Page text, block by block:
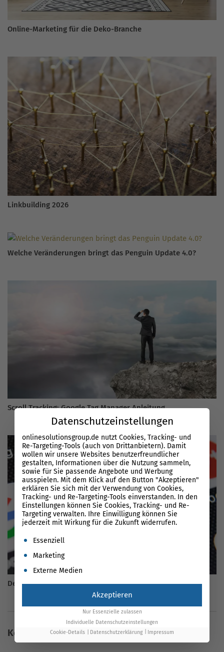
Online-Marketing für die Deko-Branche
Linkbuilding 2026
Welche Veränderungen bringt das Penguin Update 4.0?
Scroll Tracking: Google Tag Manager Anleitung
Der ultimative Google Retargeting Guide 2026
Keine Kommentare vorhanden
Datenschutzeinstellungen
onlinesolutionsgroup.de nutzt Cookies, Tracking- und
Re-Targeting-Tools (auch von Drittanbietern). Damit
wollen wir unsere Websites benutzerfreundlicher
gestalten, Informationen über die Nutzung sammeln,
sowie für Sie passende Angebote und Werbung
ausspielen. Mit dem Klick auf den Button "Akzeptieren"
erklären Sie sich mit der Verwendung von Cookies,
Tracking- und Re-Targeting-Tools einverstanden. In den
Einstellungen können Sie Cookies, Tracking- und Re-
Targeting verwalten. Ihre Einwilligung können Sie
jederzeit mit Wirkung für die Zukunft widerrufen.
Es folgt eine Liste der Service-Gruppen, für die eine
Essenziell
Marketing
Externe Medien
Akzeptieren
Nur Essenzielle zulassen
Individuelle Datenschutzeinstellungen
Cookie-Details
Datenschutzerklärung Impressum